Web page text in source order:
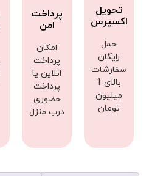
تحویل
اکسپرس
حمل
رایگان
سفارشات
بالای 1
میلیون
تومان
پرداخت
امن
امکان
پرداخت
انلاین یا
پرداخت
حضوری
درب منزل